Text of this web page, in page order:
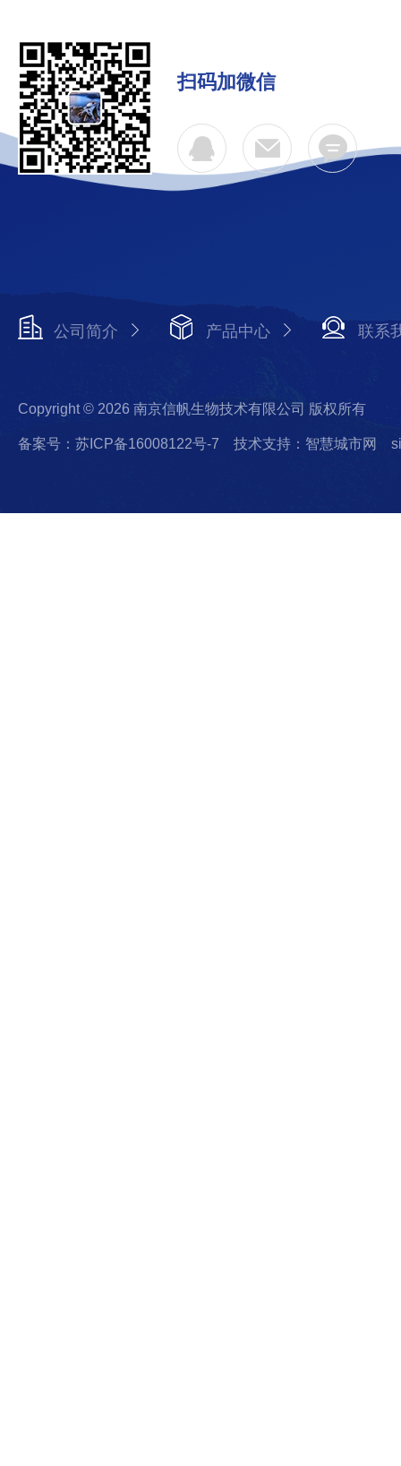
扫码加微信
公司简介 产品中心 联系
Copyright © 2026 南京信帆生物技术有限公司 版权所有
备案号：苏ICP备16008122号-7 技术支持：智慧城市网